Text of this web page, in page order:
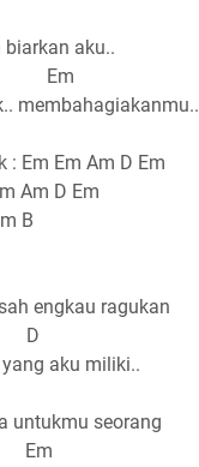
biarkan aku..
Em
membahagiakanmu..
: Em Em Am D Em
Am D Em
B
engkau ragukan
D
aku miliki..
untukmu seorang